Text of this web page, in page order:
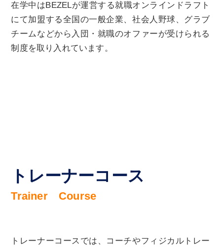
在学中はBEZELが運営する就職オンラインドラフト
にて加盟する全国の一般企業、社会人野球、グラブ
チームなどから入団・就職のオファーが受けられる
制度を取り入れています。
トレーナーコース
Trainer Course
トレーナーコースでは、コーチやフィジカルトレー